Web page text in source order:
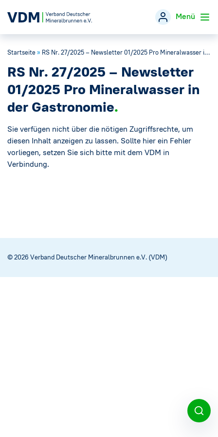
Menü
Verband →
Themen →
Öffentlichkeitsarbeit
Veranstaltungen
Presse
Cookie-Einstellungen
Startseite» RS Nr. 27/2025 – Newsletter 01/2025 Pro Mineralwasser in der Gastronomie
RS Nr. 27/2025 – Newsletter
01/2025 Pro Mineralwasser in
der Gastronomie
Sie verfügen nicht über die nötigen Zugriffsrechte, um
diesen Inhalt anzeigen zu lassen. Sollte hier ein Fehler
vorliegen, setzen Sie sich bitte mit dem VDM in
Verbindung.
© 2026 Verband Deutscher Mineralbrunnen e.V. (VDM)